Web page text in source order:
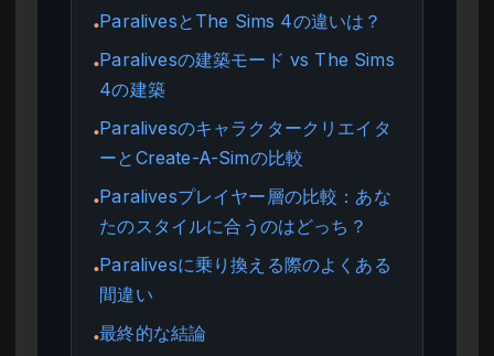
●ParalivesとThe Sims 4の違いは？
●Paralivesの建築モード vs The Sims
4の建築
●Paralivesのキャラクタークリエイタ
ーとCreate-A-Simの比較
●Paralivesプレイヤー層の比較：あな
たのスタイルに合うのはどっち？
●Paralivesに乗り換える際のよくある
間違い
●最終的な結論